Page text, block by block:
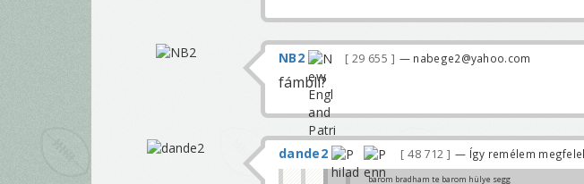
NB2 29 655 — nabege2@yahoo.com
fámbli?
dande2 48 712 — Így remélem
barom bradham te barom hülye segg